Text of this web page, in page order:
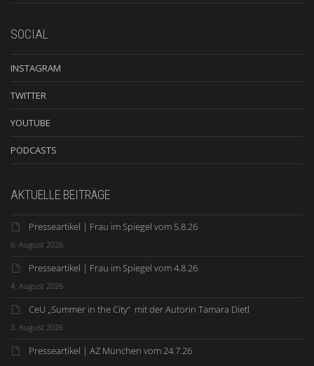
SOCIAL
INSTAGRAM
TWITTER
YOUTUBE
PODCASTS
AKTUELLE BEITRÄGE
Presseartikel | Frau im Spiegel vom 5.8.26
6. August 2026
Presseartikel | Frau im Spiegel vom 4.8.26
4. August 2026
CeU „Summer in the City“ mit der Autorin Tamara Dietl
3. August 2026
Presseartikel | AZ München vom 24.7.26